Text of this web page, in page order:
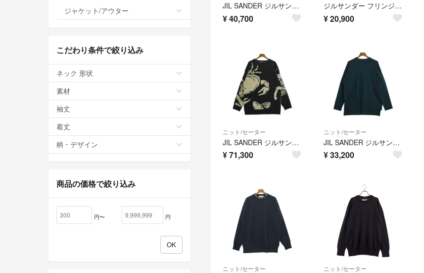
JIL SANDER ジルサンダー ニット・セーター M 紺 【古着】【中古】【送料無料】
¥40,700
ジルサンダー フリンジフォトパッチウールカシミヤニット 襟付き セーター 長袖
¥20,900
ニット/セーター
JIL SANDER ジルサンダー ニット・セーター M 黒 【古着】【中古】【送料無料】
¥71,300
ニット/セーター
JIL SANDER ジルサンダー ニット・セーター M 緑 【古着】【中古】【送料無料】
¥33,200
ニット/セーター ニット/セーター
ジャケット/アウター
こだわり条件で絞り込み
ネック 形状
素材
袖丈
着丈
柄・デザイン
商品の価格で絞り込み
円〜 円